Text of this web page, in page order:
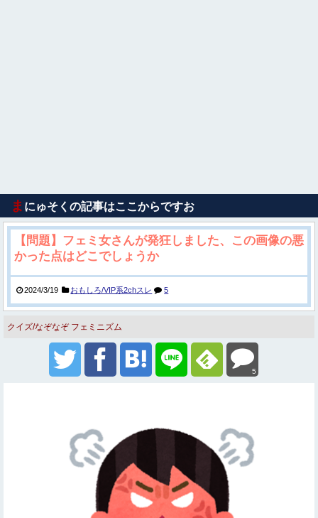
ま にゅそくの記事はここからですお
【問題】フェミ女さんが発狂しました、この画像の悪
かった点はどこでしょうか
2024/3/19 おもしろ/VIP系2chスレ 5
クイズ/なぞなぞ フェミニズム
5